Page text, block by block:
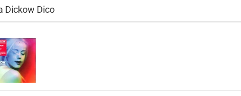
Dickow Dico